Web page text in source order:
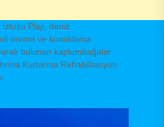
Plajı, deniz
üreme ve konaklama
bulunan kaplumbağalar
Kurtarma Rehabilitasyon